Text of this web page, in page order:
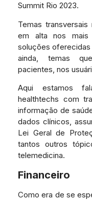
Summit Rio 2023.
Temas
em alta nos
soluções oferecidas
ainda, temas
pacientes, nos
Aqui estamos
healthtechs com
informação de
dados clínicos,
Lei Geral de
tantos outros
telemedicina.
Financeiro
Como era de se